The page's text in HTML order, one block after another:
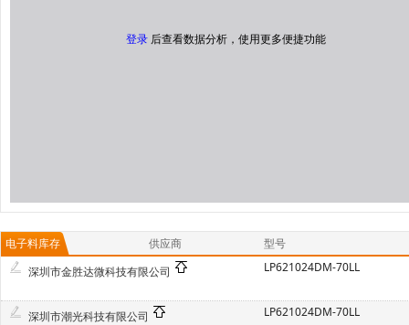
登录 后查看数据分析，使用更多便捷功能
电子料库存 供应商
型号
深圳市金胜达微科技有限公司
LP621024DM-70LL
深圳市潮光科技有限公司
LP621024DM-70LL